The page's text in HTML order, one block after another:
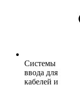
Системы
ввода для
кабелей и